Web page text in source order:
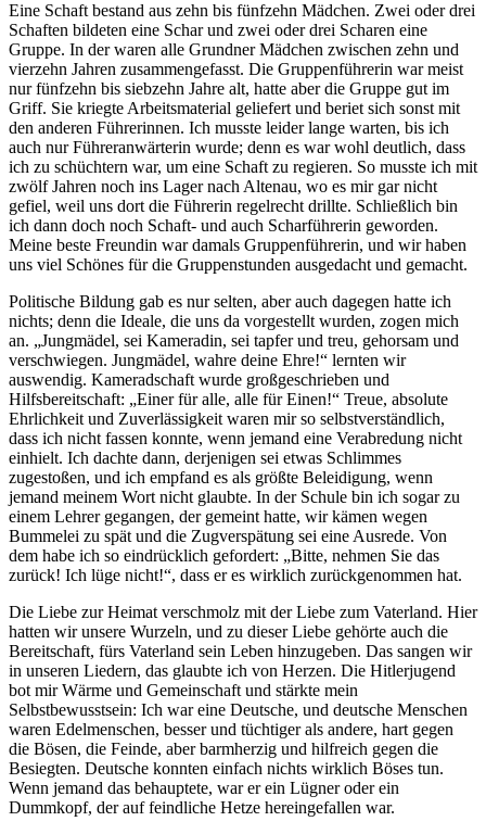
Eine Schaft bestand aus zehn bis fünfzehn Mädchen. Zwei oder drei
Schaften bildeten eine Schar und zwei oder drei Scharen eine
Gruppe. In der waren alle Grundner Mädchen zwischen zehn und
vierzehn Jahren zusammengefasst. Die Gruppenführerin war meist
nur fünfzehn bis siebzehn Jahre alt, hatte aber die Gruppe gut im
Griff. Sie kriegte Arbeitsmaterial geliefert und beriet sich sonst mit
den anderen Führerinnen. Ich musste leider lange warten, bis ich
auch nur Führeranwärterin wurde; denn es war wohl deutlich, dass
ich zu schüchtern war, um eine Schaft zu regieren. So musste ich mit
zwölf Jahren noch ins Lager nach Altenau, wo es mir gar nicht
gefiel, weil uns dort die Führerin regelrecht drillte. Schließlich bin
ich dann doch noch Schaft- und auch Scharführerin geworden.
Meine beste Freundin war damals Gruppenführerin, und wir haben
uns viel Schönes für die Gruppenstunden ausgedacht und gemacht.
Politische Bildung gab es nur selten, aber auch dagegen hatte ich
nichts; denn die Ideale, die uns da vorgestellt wurden, zogen mich
an.
Jungmädel, sei Kameradin, sei tapfer und treu, gehorsam und
verschwiegen. Jungmädel, wahre deine Ehre!
lernten wir
auswendig. Kameradschaft wurde großgeschrieben und
Hilfsbereitschaft:
Einer für alle, alle für Einen!
Treue, absolute
Ehrlichkeit und Zuverlässigkeit waren mir so selbstverständlich,
dass ich nicht fassen konnte, wenn jemand eine Verabredung nicht
einhielt. Ich dachte dann, derjenigen sei etwas Schlimmes
zugestoßen, und ich empfand es als größte Beleidigung, wenn
jemand meinem Wort nicht glaubte. In der Schule bin ich sogar zu
einem Lehrer gegangen, der gemeint hatte, wir kämen wegen
Bummelei zu spät und die Zugverspätung sei eine Ausrede. Von
dem habe ich so eindrücklich gefordert:
Bitte, nehmen Sie das
zurück! Ich lüge nicht! , dass er es wirklich zurückgenommen hat.
Die Liebe zur Heimat verschmolz mit der Liebe zum Vaterland. Hier
hatten wir unsere Wurzeln, und zu dieser Liebe gehörte auch die
Bereitschaft, fürs Vaterland sein Leben hinzugeben. Das sangen wir
in unseren Liedern, das glaubte ich von Herzen. Die Hitlerjugend
bot mir Wärme und Gemeinschaft und stärkte mein
Selbstbewusstsein: Ich war eine Deutsche, und deutsche Menschen
waren Edelmenschen, besser und tüchtiger als andere, hart gegen
die Bösen, die Feinde, aber barmherzig und hilfreich gegen die
Besiegten. Deutsche konnten einfach nichts wirklich Böses tun.
Wenn jemand das behauptete, war er ein Lügner oder ein
Dummkopf, der auf feindliche Hetze hereingefallen war.